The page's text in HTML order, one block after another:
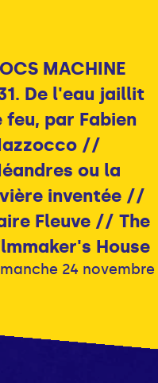
MACHINE
De l'eau jaillit
feu, par Fabien
//
ou la
inventée //
Fleuve // The
House
24 novembre